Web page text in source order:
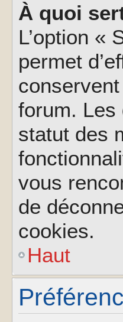
À quoi
L’option «
permet
forum. Les
statut des
vous
de
cookies.
Haut